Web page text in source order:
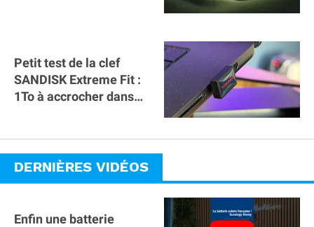
Petit test de la clef
SANDISK Extreme Fit :
1To à accrocher dans
DERNIÈRES VIDÉOS
Enfin une batterie